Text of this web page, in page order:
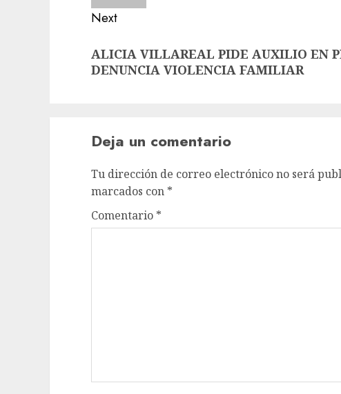
Next
ALICIA VILLAREAL PIDE AUXILIO EN
DENUNCIA VIOLENCIA FAMILIAR
Deja un comentario
Tu dirección de correo electrónico no será
marcados con *
Comentario *